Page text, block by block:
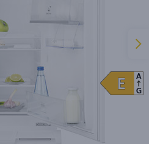
E
E
A
G